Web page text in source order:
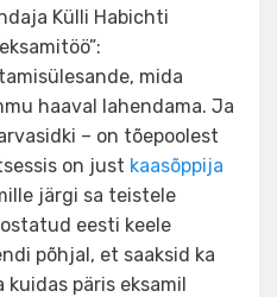
Külli Habichti
mida
haaval lahendama. Ja
– on tõepoolest
on just kaasõppija
järgi sa teistele
eesti keele
põhjal, et saaksid ka
päris eksamil